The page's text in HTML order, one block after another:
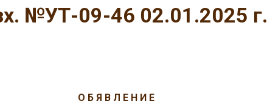
№УТ-09-46 02.01.2025 г.
О Б Я В Л Е Н И Е